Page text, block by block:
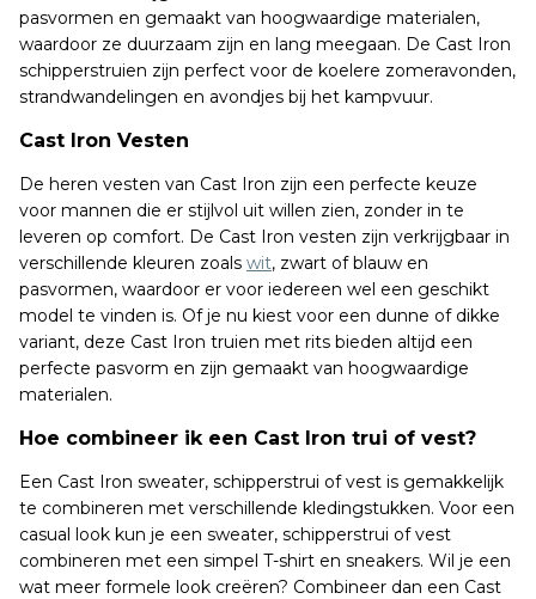
pasvormen en gemaakt van hoogwaardige materialen,
waardoor ze duurzaam zijn en lang meegaan. De Cast Iron
schipperstruien zijn perfect voor de koelere zomeravonden,
strandwandelingen en avondjes bij het kampvuur.
Cast Iron Vesten
De heren vesten van Cast Iron zijn een perfecte keuze
voor mannen die er stijlvol uit willen zien, zonder in te
leveren op comfort. De Cast Iron vesten zijn verkrijgbaar in
verschillende kleuren zoals wit, zwart of blauw en
pasvormen, waardoor er voor iedereen wel een geschikt
model te vinden is. Of je nu kiest voor een dunne of dikke
variant, deze Cast Iron truien met rits bieden altijd een
perfecte pasvorm en zijn gemaakt van hoogwaardige
materialen.
Hoe combineer ik een Cast Iron trui of vest?
Een Cast Iron sweater, schipperstrui of vest is gemakkelijk
te combineren met verschillende kledingstukken. Voor een
casual look kun je een sweater, schipperstrui of vest
combineren met een simpel T-shirt en sneakers. Wil je een
wat meer formele look creëren? Combineer dan een Cast